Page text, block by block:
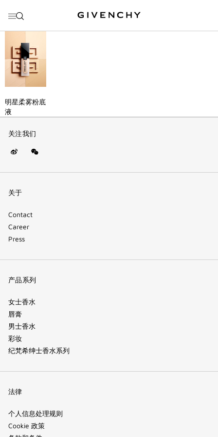
明星柔雾粉底
液
关注我们
Weibo
(new(QR
关于
Contact
Career
Press
产品系列
女士香水
唇膏
男士香水
彩妆
纪梵希绅士香水系列
法律
个人信息处理规则
Cookie 政策